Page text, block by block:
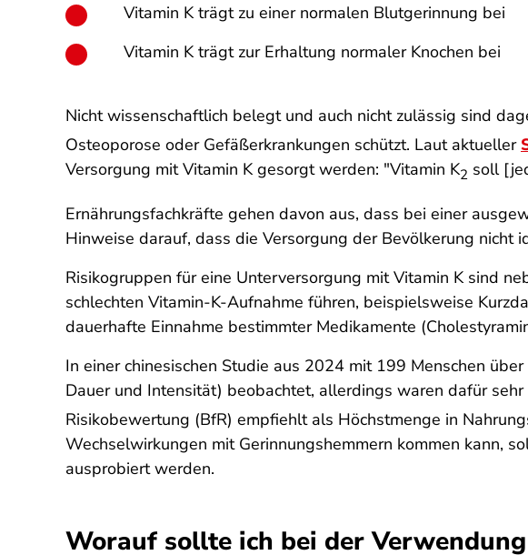
Vitamin K trägt zu einer normalen Blutgerinnung bei
Vitamin K trägt zur Erhaltung normaler Knochen bei
Nicht wissenschaftlich belegt und auch nicht zulässig sind
Osteoporose oder Gefäßerkrankungen schützt. Laut aktueller
Versorgung mit Vitamin K gesorgt werden: "Vitamin K2 soll
Ernährungsfachkräfte gehen davon aus, dass bei einer
Hinweise darauf, dass die Versorgung der Bevölkerung nicht
Risikogruppen für eine Unterversorgung mit Vitamin K sind
schlechten Vitamin-K-Aufnahme führen, beispielsweise
dauerhafte Einnahme bestimmter Medikamente
In einer chinesischen Studie aus 2024 mit 199 Menschen
Dauer und Intensität) beobachtet, allerdings waren dafür sehr
Risikobewertung (BfR) empfiehlt als Höchstmenge in
Wechselwirkungen mit Gerinnungshemmern kommen kann,
ausprobiert werden.
Worauf sollte ich bei der